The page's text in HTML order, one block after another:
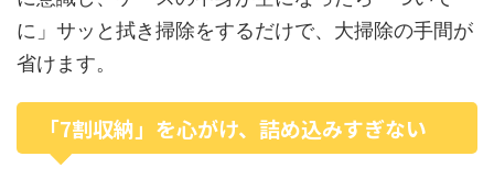
に」サッと拭き掃除をするだけで、大掃除の手間が
省けます。
「7割収納」を心がけ、詰め込みすぎない